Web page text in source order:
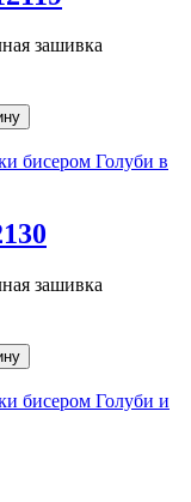
зашивка
зашивка